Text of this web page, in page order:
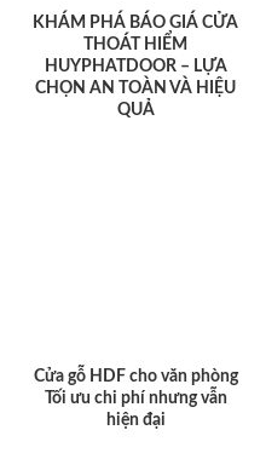
KHÁM PHÁ BÁO GIÁ CỬA
THOÁT HIỂM
HUYPHATDOOR – LỰA
CHỌN AN TOÀN VÀ HIỆU
QUẢ
Cửa gỗ HDF cho văn phòng
Tối ưu chi phí nhưng vẫn
hiện đại